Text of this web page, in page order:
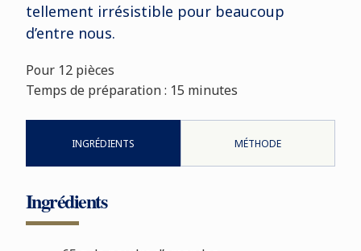
tellement irrésistible pour beaucoup
d’entre nous.
Pour 12 pièces
Temps de préparation : 15 minutes
INGRÉDIENTS MÉTHODE
Ingrédients